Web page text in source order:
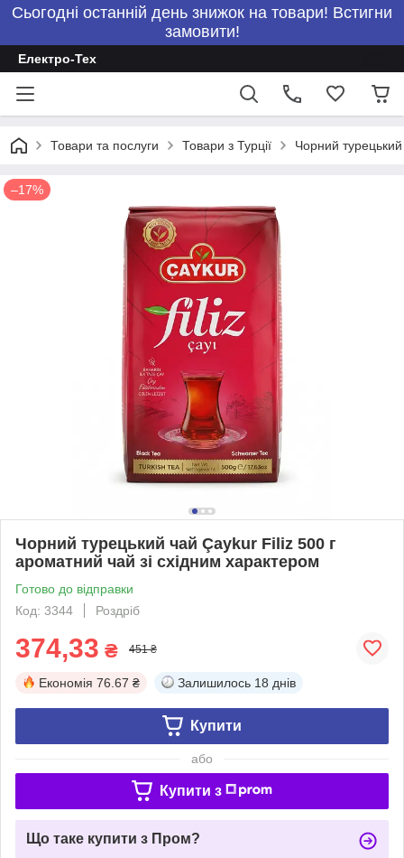
Сьогодні останній день знижок на товари! Встигни
замовити!
Електро-Тех
Товари та послуги Товари з Турції Чорний
–17%
Чорний турецький чай Çaykur Filiz 500 г
ароматний чай зі східним характером
Готово до відправки
Код: 3344
Роздріб
374,33 ₴ 451 ₴
Економія 76.67 ₴ Залишилось 18 днів
Купити
або
Купити з
Що таке купити з Пром?